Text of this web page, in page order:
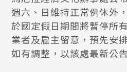
週六、日維持正常例休外
於國定假日期間將暫停所
業者及雇主留意，預先安
如有調整，以該處最新公